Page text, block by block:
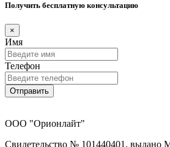
Получить бесплатную консультацию
×
Имя
Телефон
Отправить
ООО "Орионлайт"
Свидетельство № 101440401, выдано